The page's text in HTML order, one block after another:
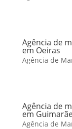
Agência de
em Oeiras
Agência de
Agência de
em
Agência de